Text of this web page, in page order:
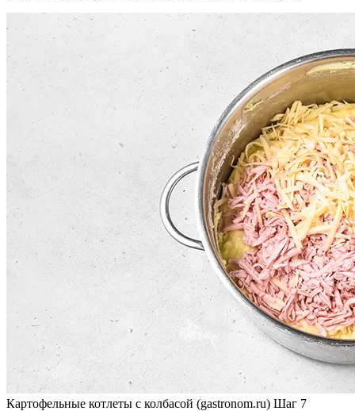
Картофельные котлеты с колбасой (gastronom.ru) Шаг 7